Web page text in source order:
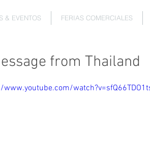
& EVENTOS FERIAS COMERCIALES
from Thailand